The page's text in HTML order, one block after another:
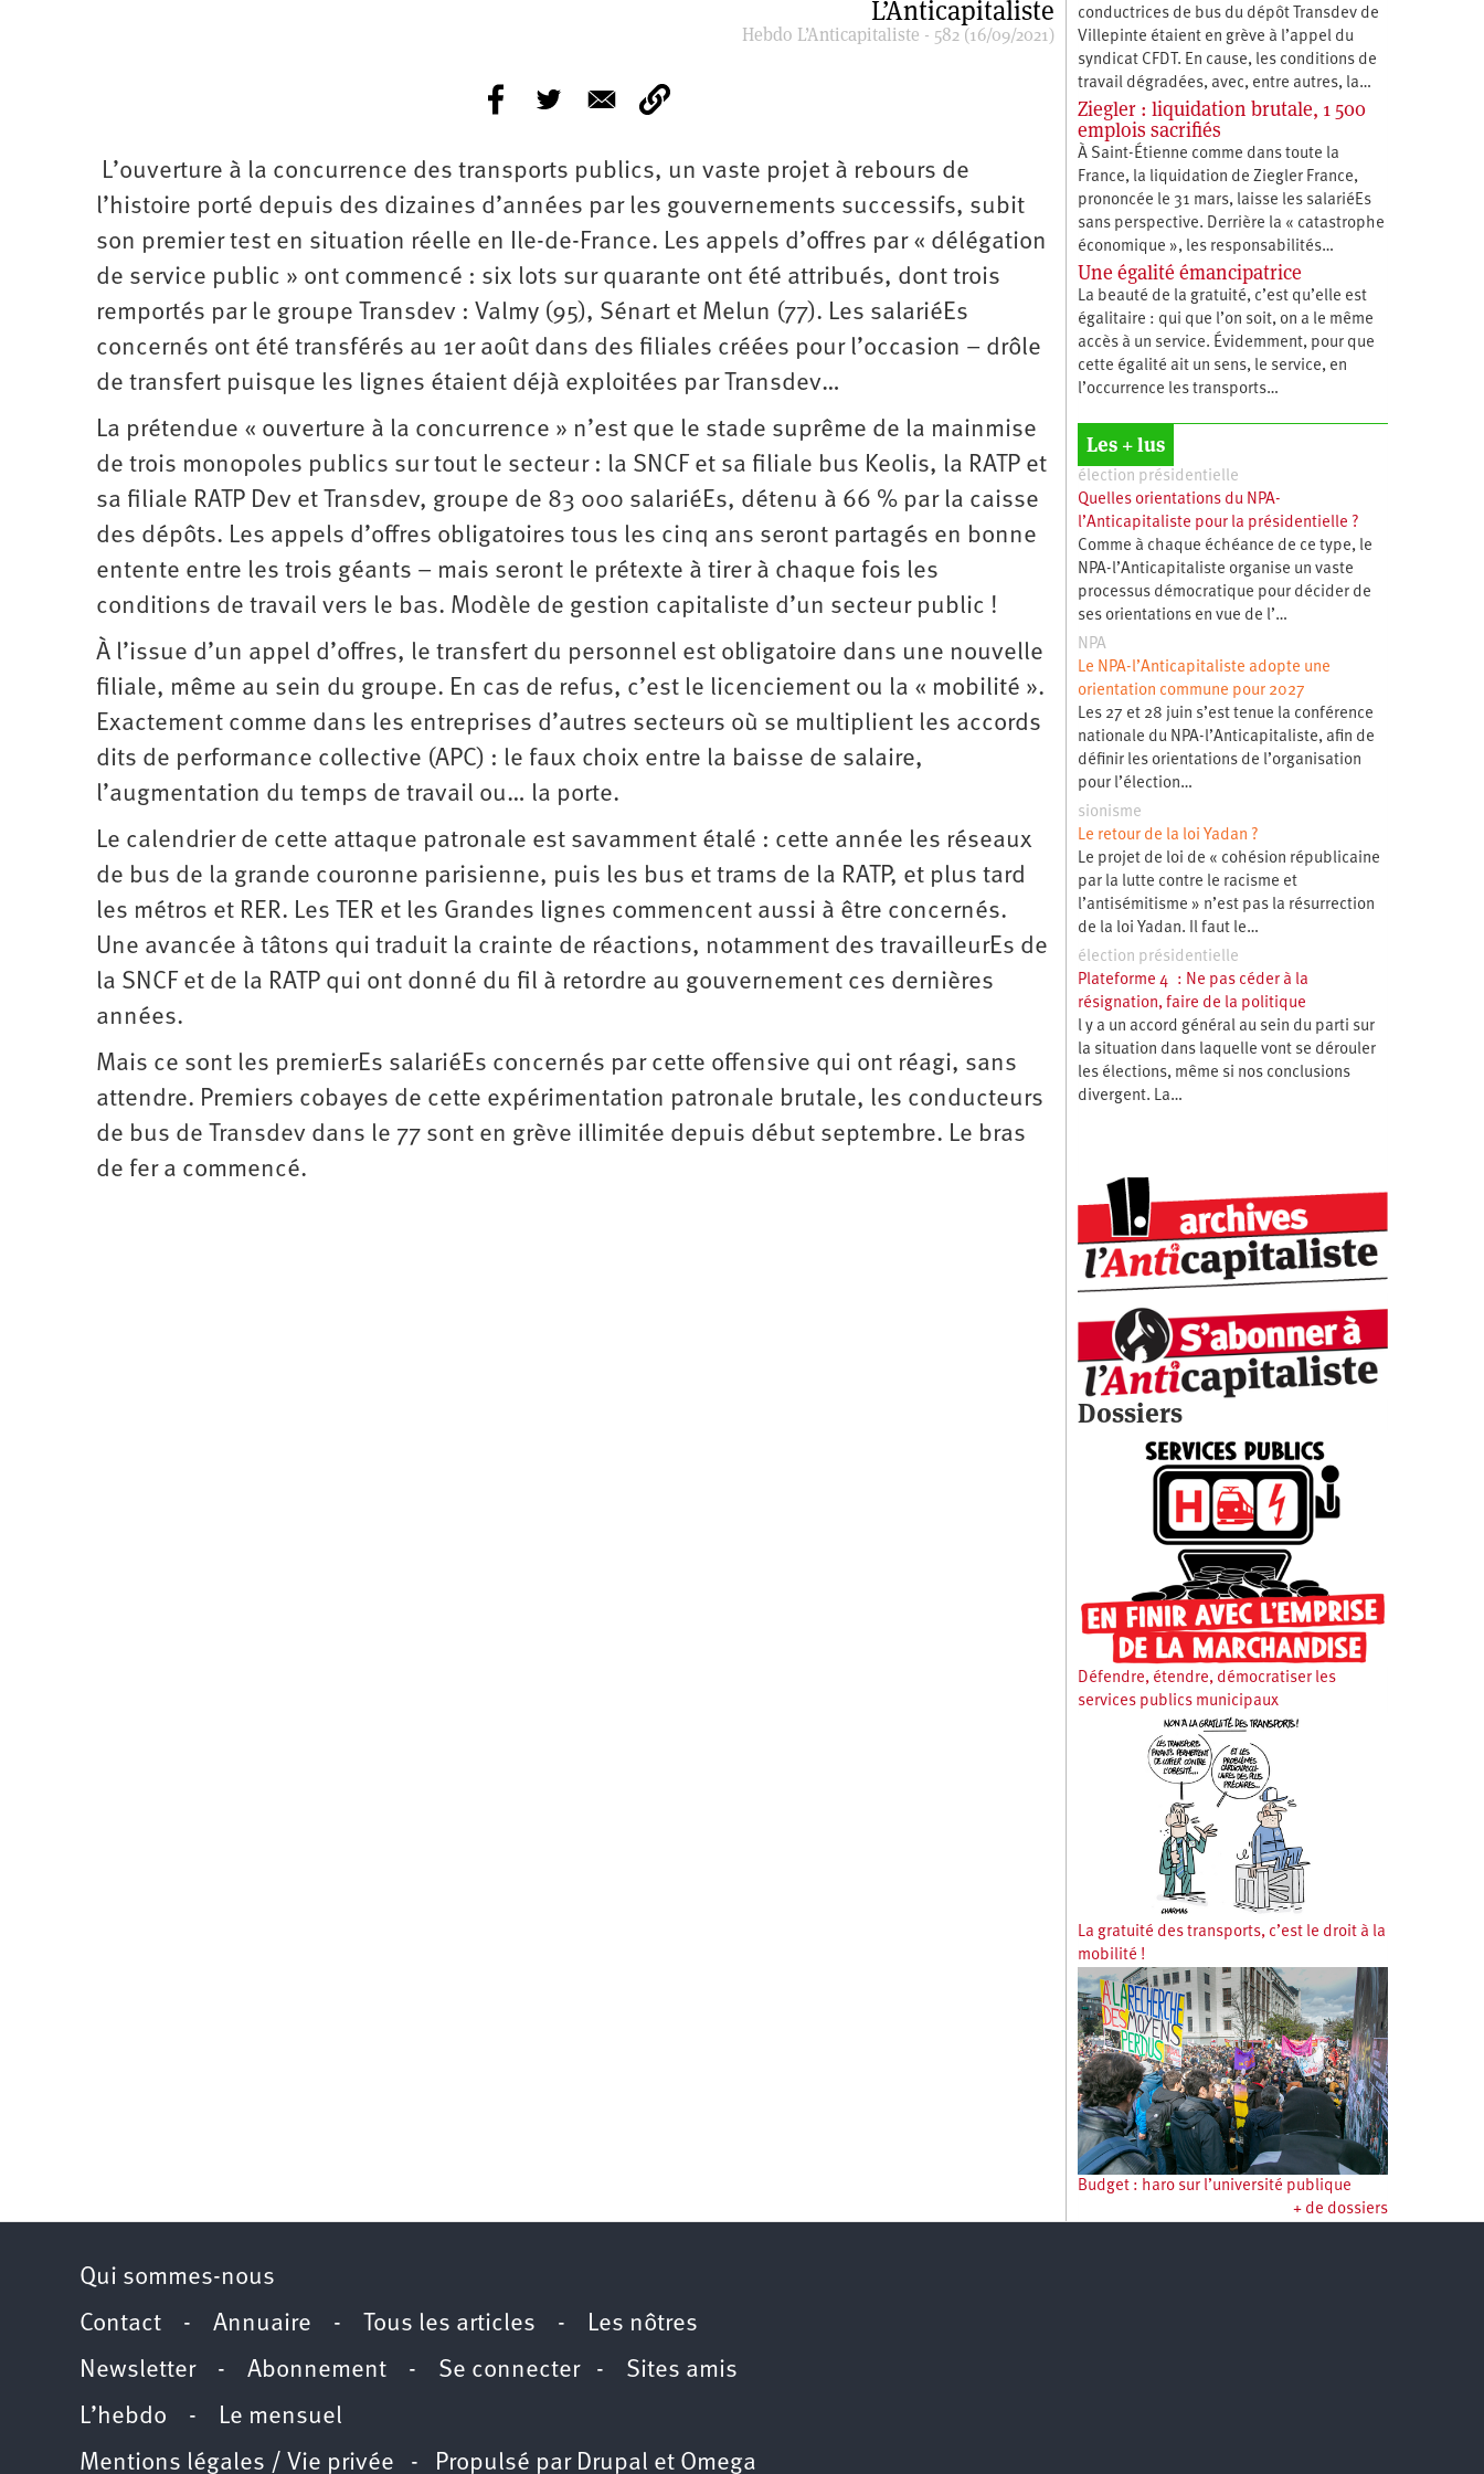
L’Anticapitaliste
Hebdo L’Anticapitaliste - 582 (16/09/2021)
L’ouverture à la concurrence des transports publics, un vaste projet à rebours de
l’histoire porté depuis des dizaines d’années par les gouvernements successifs, subit
son premier test en situation réelle en Ile-de-France. Les appels d’offres par « délégation
de service public » ont commencé : six lots sur quarante ont été attribués, dont trois
remportés par le groupe Transdev : Valmy (95), Sénart et Melun (77). Les salariéEs
concernés ont été transférés au 1er août dans des filiales créées pour l’occasion – drôle
de transfert puisque les lignes étaient déjà exploitées par Transdev…
La prétendue « ouverture à la concurrence » n’est que le stade suprême de la mainmise
de trois monopoles publics sur tout le secteur : la SNCF et sa filiale bus Keolis, la RATP et
sa filiale RATP Dev et Transdev, groupe de 83 000 salariéEs, détenu à 66 % par la caisse
des dépôts. Les appels d’offres obligatoires tous les cinq ans seront partagés en bonne
entente entre les trois géants – mais seront le prétexte à tirer à chaque fois les
conditions de travail vers le bas. Modèle de gestion capitaliste d’un secteur public !
À l’issue d’un appel d’offres, le transfert du personnel est obligatoire dans une nouvelle
filiale, même au sein du groupe. En cas de refus, c’est le licenciement ou la « mobilité ».
Exactement comme dans les entreprises d’autres secteurs où se multiplient les accords
dits de performance collective (APC) : le faux choix entre la baisse de salaire,
l’augmentation du temps de travail ou… la porte.
Le calendrier de cette attaque patronale est savamment étalé : cette année les réseaux
de bus de la grande couronne parisienne, puis les bus et trams de la RATP, et plus tard
les métros et RER. Les TER et les Grandes lignes commencent aussi à être concernés.
Une avancée à tâtons qui traduit la crainte de réactions, notamment des travailleurEs de
la SNCF et de la RATP qui ont donné du fil à retordre au gouvernement ces dernières
années.
Mais ce sont les premierEs salariéEs concernés par cette offensive qui ont réagi, sans
attendre. Premiers cobayes de cette expérimentation patronale brutale, les conducteurs
de bus de Transdev dans le 77 sont en grève illimitée depuis début septembre. Le bras
de fer a commencé.
conductrices de bus du dépôt Transdev de
Villepinte étaient en grève à l’appel du
syndicat CFDT. En cause, les conditions de
travail dégradées, avec, entre autres, la…
Ziegler : liquidation brutale, 1 500
emplois sacrifiés
À Saint-Étienne comme dans toute la
France, la liquidation de Ziegler France,
prononcée le 31 mars, laisse les salariéEs
sans perspective. Derrière la « catastrophe
économique », les responsabilités…
Une égalité émancipatrice
La beauté de la gratuité, c’est qu’elle est
égalitaire : qui que l’on soit, on a le même
accès à un service. Évidemment, pour que
cette égalité ait un sens, le service, en
l’occurrence les transports…
Les + lus
élection présidentielle
Quelles orientations du NPA-
l’Anticapitaliste pour la présidentielle ?
Comme à chaque échéance de ce type, le
NPA-l’Anticapitaliste organise un vaste
processus démocratique pour décider de
ses orientations en vue de l’…
NPA
Le NPA-l’Anticapitaliste adopte une
orientation commune pour 2027
Les 27 et 28 juin s’est tenue la conférence
nationale du NPA-l’Anticapitaliste, afin de
définir les orientations de l’organisation
pour l’élection…
sionisme
Le retour de la loi Yadan ?
Le projet de loi de « cohésion républicaine
par la lutte contre le racisme et
l’antisémitisme » n’est pas la résurrection
de la loi Yadan. Il faut le…
élection présidentielle
Plateforme 4 : Ne pas céder à la
résignation, faire de la politique
l y a un accord général au sein du parti sur
la situation dans laquelle vont se dérouler
les élections, même si nos conclusions
divergent. La…
Dossiers
Défendre, étendre, démocratiser les
services publics municipaux
La gratuité des transports, c’est le droit à la
mobilité !
Budget : haro sur l’université publique
+ de dossiers
Qui sommes-nous
Contact - Annuaire - Tous les articles - Les nôtres
Newsletter- Abonnement - Se connecter- Sites amis
L’hebdo - Le mensuel
Mentions légales / Vie privée - Propulsé par Drupal et Omega